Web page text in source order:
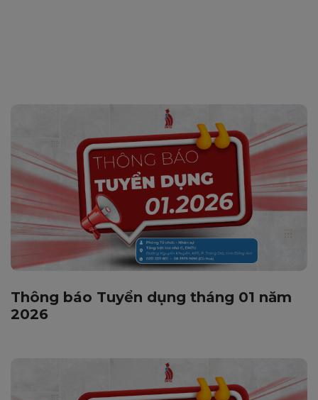
Thông báo Tuyển dụng tháng 01 năm
2026